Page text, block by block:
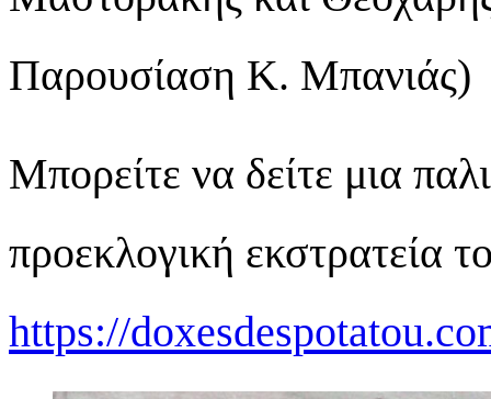
Παρουσίαση Κ. Μπανιάς)
Μπορείτε να δείτε μια
προεκλογική εκστρατεία
https://